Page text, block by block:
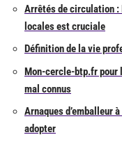
Arrêtés de circulation
locales est cruciale
Définition de la vie
Mon-cercle-btp.fr pour
mal connus
Arnaques d’emballeur
adopter